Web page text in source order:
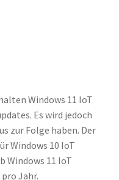
Windows 11 IoT
Es wird jedoch
zur Folge haben. Der
Windows 10 IoT
Windows 11 IoT
Jahr.